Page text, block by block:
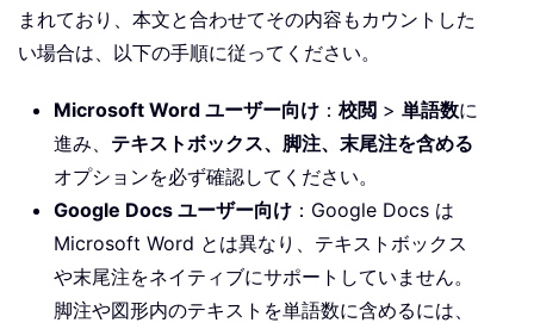
まれており、本文と合わせてその内容もカウントした
い場合は、以下の手順に従ってください。
Microsoft Word ユーザー向け ： 校閲 > 単語数に
進み、 テキストボックス、脚注、末尾注を含める
オプションを必ず確認してください。
Google Docs ユーザー向け ：Google Docs は
Microsoft Word とは異なり、テキストボックス
や末尾注をネイティブにサポートしていません。
脚注や図形内のテキストを単語数に含めるには、